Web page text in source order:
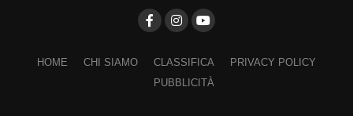
HOME CHI SIAMO CLASSIFICA
PRIVACY POLICY
PUBBLICITÀ